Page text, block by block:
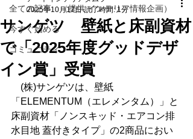
全ての記事 （提供 インテリア情報企画）
今すぐ始める
コミュニティ
サンゲツ 壁紙と床副資材
で「2025年度グッドデザ
イン賞」受賞
2025年10月17日 読了時間: 1分
(株)サンゲツは、壁紙
「ELEMENTUM（エレメンタム）」と
床副資材「ノンスキッド・エアコン排
水目地 蓋付きタイプ」の2商品におい